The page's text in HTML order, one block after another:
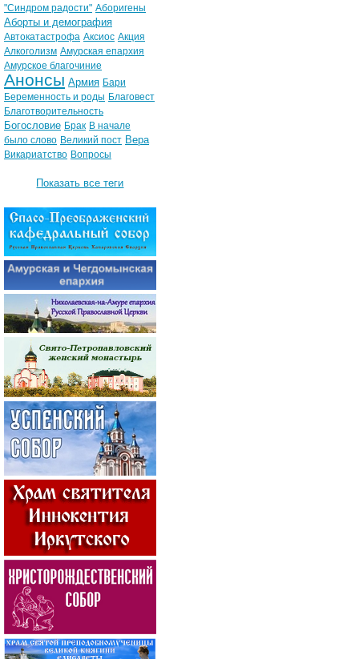
"Синдром радости" Аборигены
Аборты и демография
Автокатастрофа Аксиос Акция
Алкоголизм Амурская епархия
Амурское благочиние
Анонсы Армия Бари
Беременность и роды Благовест
Благотворительность
Богословие Брак В начале
было слово Великий пост Вера
Викариатство Вопросы
Показать все теги